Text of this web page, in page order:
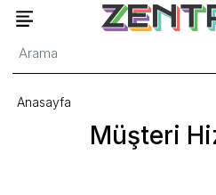
Müşteri
Anasayfa